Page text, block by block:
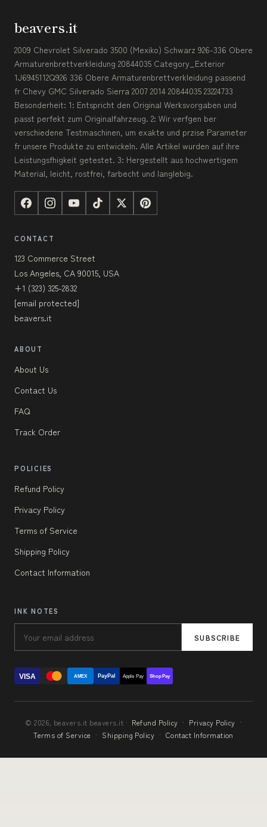
beavers.it
2009 Chevrolet Silverado 3500 (Mexiko) Schwarz 926-336 Obere
Armaturenbrettverkleidung 20844035 Category_Exterior
1J6945112Q926 336 Obere Armaturenbrettverkleidung passend
fr Chevy GMC Silverado Sierra 2007 2014 20844035 23224733
Besonderheit: 1: Entspricht den Original Werksvorgaben und
passt perfekt zum Originalfahrzeug. 2: Wir verfgen ber
verschiedene Testmaschinen, um exakte und przise Parameter
fr unsere Produkte zu entwickeln. Alle Artikel wurden auf ihre
Leistungsfhigkeit getestet. 3: Hergestellt aus hochwertigem
Material, leicht, rostfrei, farbecht und langlebig.
CONTACT
123 Commerce Street
Los Angeles, CA 90015, USA
+1 (323) 325-2832
[email protected]
beavers.it
ABOUT
About Us
Contact Us
FAQ
Track Order
POLICIES
Refund Policy
Privacy Policy
Terms of Service
Shipping Policy
Contact Information
INK NOTES
SUBSCRIBE
VISA AMEX PayPal Apple Pay Shop Pay
© 2026, beavers.it beavers.it · Refund Policy · Privacy Policy ·
Terms of Service · Shipping Policy · Contact Information